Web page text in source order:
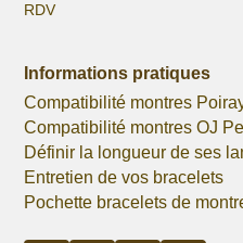
RDV
Informations pratiques
Compatibilité montres
Compatibilité montres OJ
Définir la longueur de ses
Entretien de vos bracelets
Pochette bracelets de